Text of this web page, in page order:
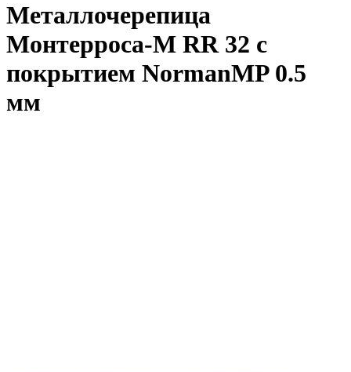
Металлочерепица
Монтерроса-M RR 32 с
покрытием NormanMP 0.5
мм